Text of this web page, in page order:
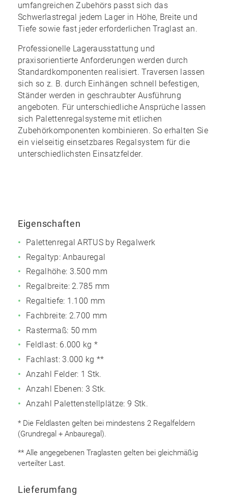
umfangreichen Zubehörs passt sich das
Schwerlastregal jedem Lager in Höhe, Breite und
Tiefe sowie fast jeder erforderlichen Traglast an.
Professionelle Lagerausstattung und
praxisorientierte Anforderungen werden durch
Standardkomponenten realisiert. Traversen lassen
sich so z. B. durch Einhängen schnell befestigen,
Ständer werden in geschraubter Ausführung
angeboten. Für unterschiedliche Ansprüche lassen
sich Palettenregalsysteme mit etlichen
Zubehörkomponenten kombinieren. So erhalten Sie
einvielseitig einsetzbares Regalsystem für die
unterschiedlichsten Einsatzfelder.
Eigenschaften
Palettenregal ARTUS by Regalwerk
Regaltyp: Anbauregal
Regalhöhe: 3.500 mm
Regalbreite: 2.785 mm
Regaltiefe: 1.100 mm
Fachbreite: 2.700 mm
Rastermaß: 50 mm
Feldlast: 6.000 kg *
Fachlast: 3.000 kg **
Anzahl Felder: 1 Stk.
Anzahl Ebenen: 3 Stk.
Anzahl Palettenstellplätze: 9 Stk.
* Die Feldlasten gelten bei mindestens 2 Regalfeldern
(Grundregal + Anbauregal).
** Alle angegebenen Traglasten gelten bei gleichmäßig
verteilter Last.
Lieferumfang